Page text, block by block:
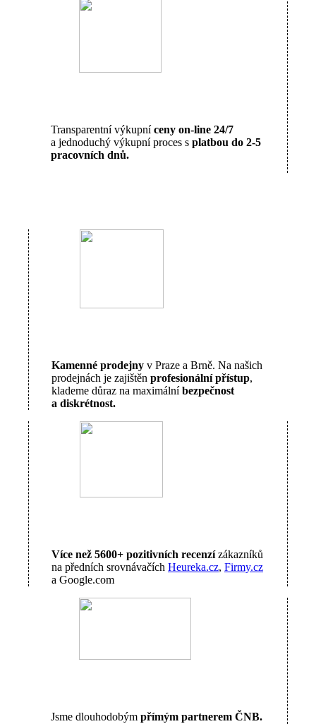
Transparentní výkupníceny on-line 24/7
a jednoduchý výkupní proces s platbou do 2-5
pracovních dnů.
Kamenné prodejny v Praze a Brně. Na našich
prodejnách je zajištěn profesionální přístup,
klademe důraz na maximálníbezpečnost
a diskrétnost.
Více než 5600+ pozitivních recenzízákazníků
na předních srovnávačích Heureka.cz, Firmy.cz
a Google.com
Jsme dlouhodobým přímým partnerem ČNB.